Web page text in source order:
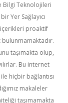
Bilgi Teknolojileri
Yer Sağlayıcı
proaktif
taşımakta olup,
Bu internet
hiçbir bağlantısı
makaleler
taşımamakta